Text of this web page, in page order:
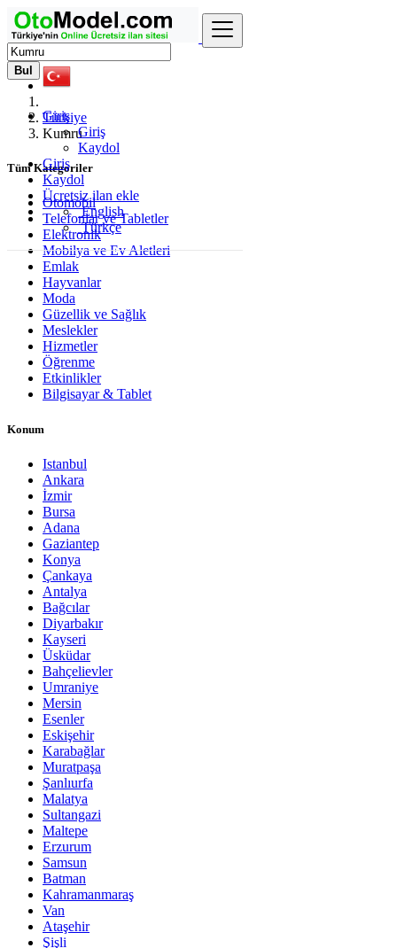
Giriş
Giriş
Kaydol
Giriş
Kaydol
Ücretsiz ilan ekle
English
Türkçe
Bul
Türkiye
Kumru
Tüm Kategoriler
Otomobil
Telefonlar ve Tabletler
Elektronik
Mobilya ve Ev Aletleri
Emlak
Hayvanlar
Moda
Güzellik ve Sağlık
Meslekler
Hizmetler
Öğrenme
Etkinlikler
Bilgisayar & Tablet
Konum
Istanbul
Ankara
İzmir
Bursa
Adana
Gaziantep
Konya
Çankaya
Antalya
Bağcılar
Diyarbakır
Kayseri
Üsküdar
Bahçelievler
Umraniye
Mersin
Esenler
Eskişehir
Karabağlar
Muratpaşa
Şanlıurfa
Malatya
Sultangazi
Maltepe
Erzurum
Samsun
Batman
Kahramanmaraş
Van
Ataşehir
Şişli